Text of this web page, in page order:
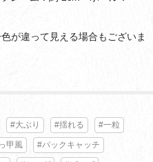
が違って見える場合もございま
#大ぶり #揺れる #一粒
甲風 #バックキャッチ